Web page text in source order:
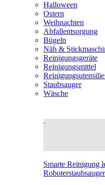
Halloween
Ostern
Weihnachten
Abfallentsorgung
Bügeln
Näh &
Reinigungsgeräte
Reinigungsmittel
Staubsauger
Wäsche
Smarte Reinigung